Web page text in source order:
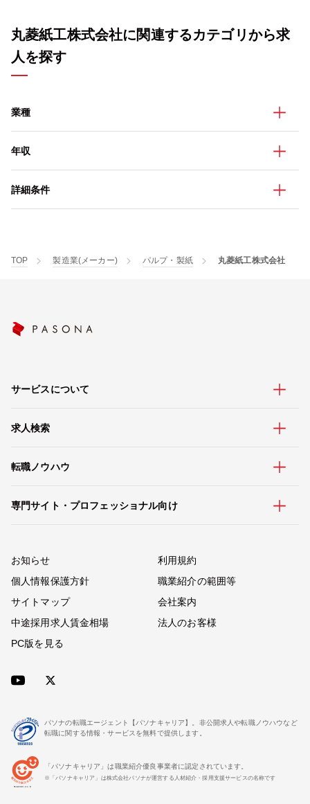
丸菱紙工株式会社に関連するカテゴリから求
人を探す
業種
年収
詳細条件
TOP 製造業(メーカー) パルプ・製紙 丸菱紙工株式会社
サービスについて
求人検索
転職ノウハウ
専門サイト・プロフェッショナル向け
お知らせ
利用規約
個人情報保護方針
職業紹介の範囲等
サイトマップ
会社案内
中途採用求人賃金相場
法人のお客様
PC版を見る
パソナの転職エージェント【パソナキャリア】。非公開求人や転職ノウハウなど
転職に関する情報・サービスを無料で提供します。
「パソナキャリア」は職業紹介優良事業者に認定されています。
※「パソナキャリア」は株式会社パソナが運営する人材紹介・採用支援サービスの名称です